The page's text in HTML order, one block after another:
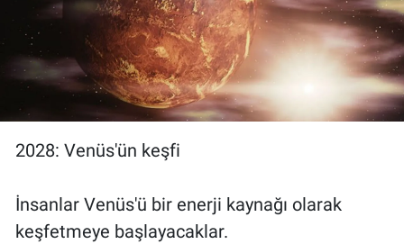
2028: Venüs'ün keşfi
İnsanlar Venüs'ü bir enerji kaynağı olarak
keşfetmeye başlayacaklar.